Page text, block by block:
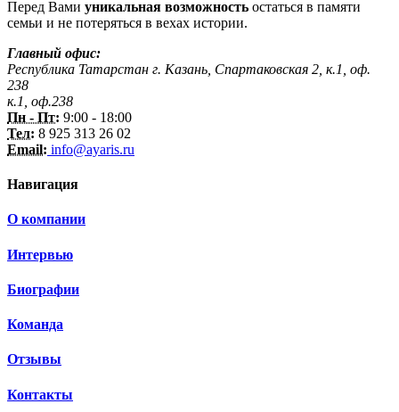
Перед Вами уникальная возможность остаться в памяти
семьи и не потеряться в вехах истории.
Главный офис:
Республика Татарстан г. Казань, Спартаковская 2, к.1, оф.
238
к.1, оф.238
Пн - Пт: 9:00 - 18:00
Тел: 8 925 313 26 02
Email: info@ayaris.ru
Навигация
О компании
Интервью
Биографии
Команда
Отзывы
Контакты